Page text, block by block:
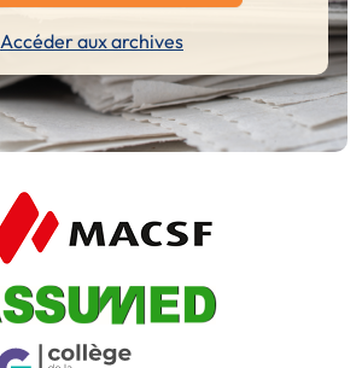
Accéder aux archives